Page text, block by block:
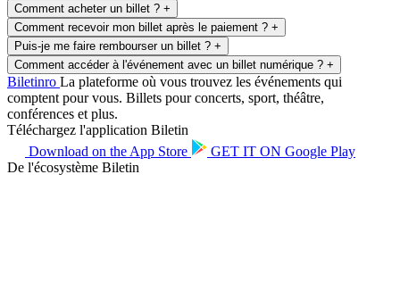
Comment acheter un billet ? +
Comment recevoir mon billet après le paiement ? +
Puis-je me faire rembourser un billet ? +
Comment accéder à l'événement avec un billet numérique ? +
Biletinro La plateforme où vous trouvez les événements qui
comptent pour vous. Billets pour concerts, sport, théâtre,
conférences et plus.
Téléchargez l'application Biletin
Download on the App Store GET IT ON Google Play
De l'écosystème Biletin